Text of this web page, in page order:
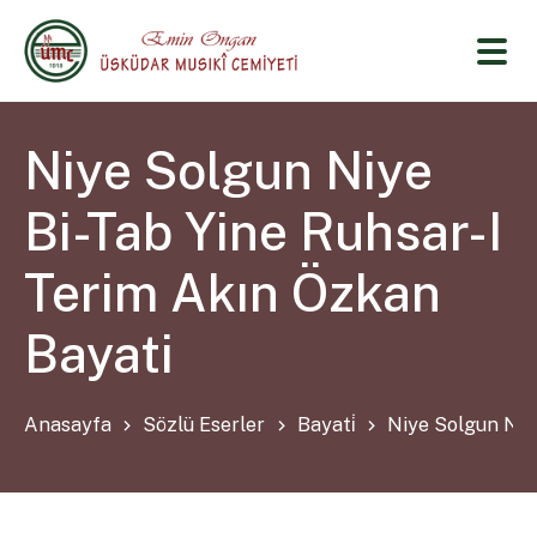
Niye Solgun Niye
Bi-Tab Yine Ruhsar-I
Terim Akın Özkan
Bayati
Anasayfa Sözlü Eserler Bayati̇ Niye Solgun